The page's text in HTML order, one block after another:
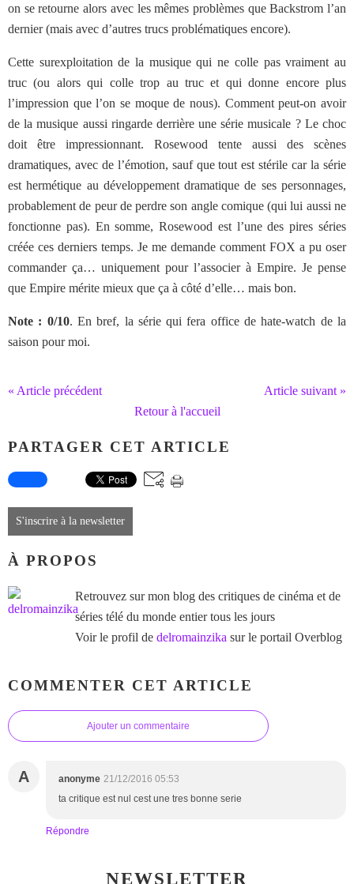
on se retourne alors avec les mêmes problèmes que Backstrom l’an
dernier (mais avec d’autres trucs problématiques encore).
Cette surexploitation de la musique qui ne colle pas vraiment au
truc (ou alors qui colle trop au truc et qui donne encore plus
l’impression que l’on se moque de nous). Comment peut-on avoir
de la musique aussi ringarde derrière une série musicale ? Le choc
doit être impressionnant. Rosewood tente aussi des scènes
dramatiques, avec de l’émotion, sauf que tout est stérile car la série
est hermétique au développement dramatique de ses personnages,
probablement de peur de perdre son angle comique (qui lui aussi ne
fonctionne pas). En somme, Rosewood est l’une des pires séries
créée ces derniers temps. Je me demande comment FOX a pu oser
commander ça… uniquement pour l’associer à Empire. Je pense
que Empire mérite mieux que ça à côté d’elle… mais bon.
Note : 0/10. En bref, la série qui fera office de hate-watch de la
saison pour moi.
« Article précédent
Article suivant »
Retour à l'accueil
PARTAGER CET ARTICLE
S'inscrire à la newsletter
À PROPOS
Retrouvez sur mon blog des critiques de cinéma et de
séries télé du monde entier tous les jours
Voir le profil de delromainzika sur le portail Overblog
COMMENTER CET ARTICLE
Ajouter un commentaire
A anonyme 21/12/2016 05:53
ta critique est nul cest une tres bonne serie
Répondre
NEWSLETTER